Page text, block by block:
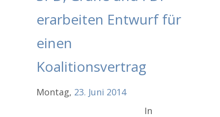
erarbeiten Entwurf für
einen
Koalitionsvertrag
Montag, 23. Juni 2014
In